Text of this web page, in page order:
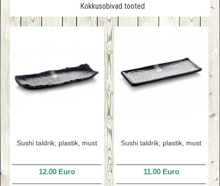
Kokkusobivad tooted
Sushi taldrik, plastik, must
12.00 Euro
Sushi taldrik, plastik, must
11.00 Euro